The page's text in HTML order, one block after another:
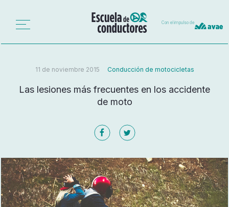
Con el impulso de
11 de noviembre 2015 Conducción de motocicletas
Las lesiones más frecuentes en los accidente
de moto